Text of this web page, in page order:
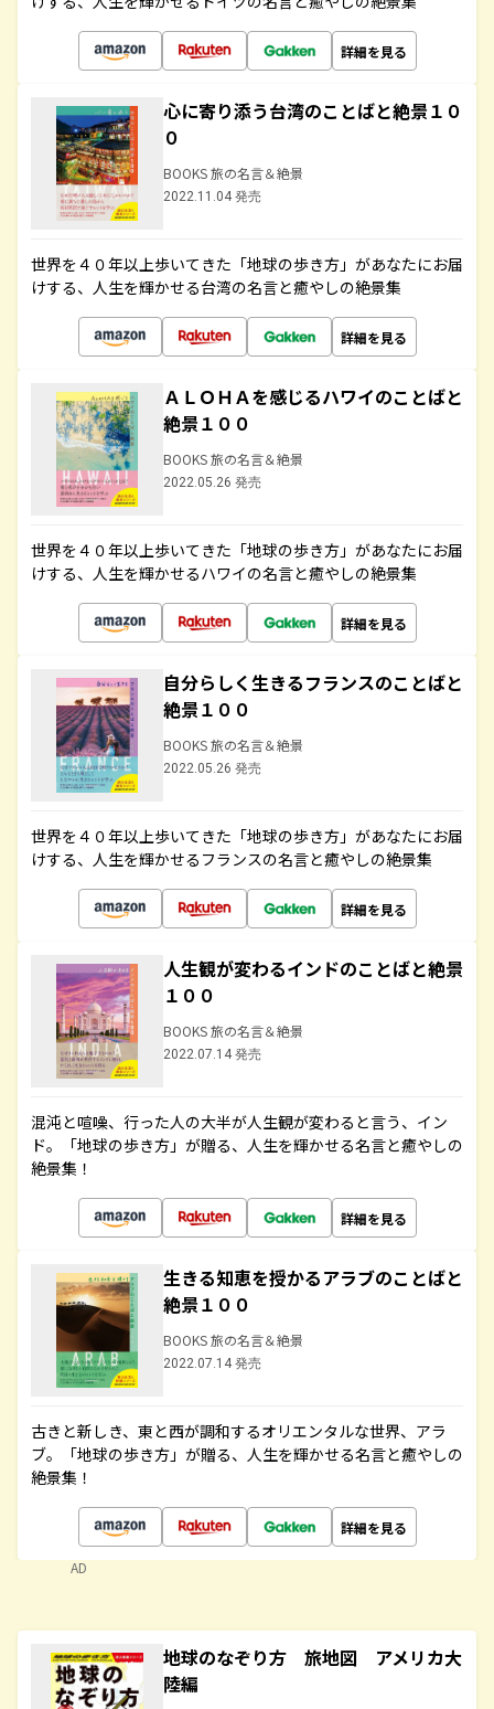
詳細を見る
心に寄り添う台湾のことばと絶景１０
０
BOOKS 旅の名言＆絶景
2022.11.04 発売
世界を４０年以上歩いてきた「地球の歩き方」があなたにお届
けする、人生を輝かせる台湾の名言と癒やしの絶景集
詳細を見る
ＡＬＯＨＡを感じるハワイのことばと
絶景１００
BOOKS 旅の名言＆絶景
2022.05.26 発売
世界を４０年以上歩いてきた「地球の歩き方」があなたにお届
けする、人生を輝かせるハワイの名言と癒やしの絶景集
詳細を見る
自分らしく生きるフランスのことばと
絶景１００
BOOKS 旅の名言＆絶景
2022.05.26 発売
世界を４０年以上歩いてきた「地球の歩き方」があなたにお届
けする、人生を輝かせるフランスの名言と癒やしの絶景集
詳細を見る
人生観が変わるインドのことばと絶景
１００
BOOKS 旅の名言＆絶景
2022.07.14 発売
混沌と喧噪、行った人の大半が人生観が変わると言う、イン
ド。「地球の歩き方」が贈る、人生を輝かせる名言と癒やしの
絶景集！
詳細を見る
生きる知恵を授かるアラブのことばと
絶景１００
BOOKS 旅の名言＆絶景
2022.07.14 発売
古きと新しき、東と西が調和するオリエンタルな世界、アラ
ブ。「地球の歩き方」が贈る、人生を輝かせる名言と癒やしの
絶景集！
詳細を見る
AD
地球のなぞり方 旅地図 アメリカ大
陸編